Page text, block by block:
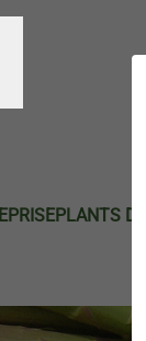
PLANTS DE